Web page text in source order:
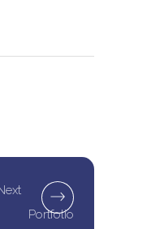
Portfolio